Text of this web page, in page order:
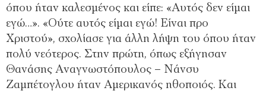
όπου ήταν καλεσμένος και είπε: «Αυτός δεν είμαι
εγώ…». «Ούτε αυτός είμαι εγώ! Είναι προ
Χριστού», σχολίασε για άλλη λήψη του όπου ήταν
πολύ νεότερος. Στην πρώτη, όπως εξήγησαν
Θανάσης Αναγνωστόπουλος – Νάνσυ
Ζαμπέτογλου ήταν Αμερικανός ηθοποιός. Και